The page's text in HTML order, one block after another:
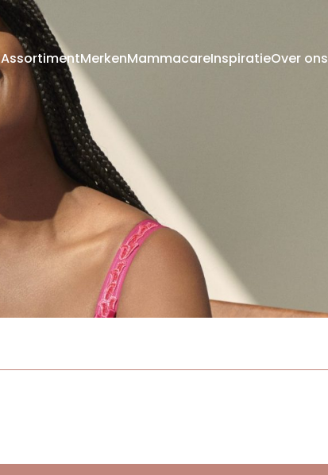
AssortimentMerkenMammacareInspiratieOver ons